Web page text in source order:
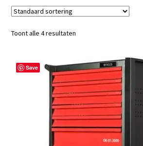
Toont alle 4 resultaten
Save